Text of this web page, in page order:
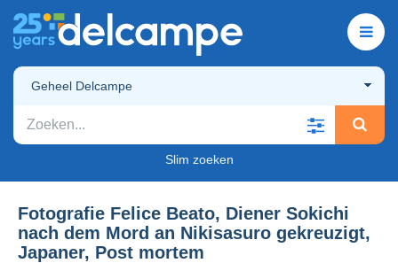
Geheel Delcampe
Slim zoeken
Fotografie Felice Beato, Diener Sokichi
nach dem Mord an Nikisasuro gekreuzigt,
Japaner, Post mortem